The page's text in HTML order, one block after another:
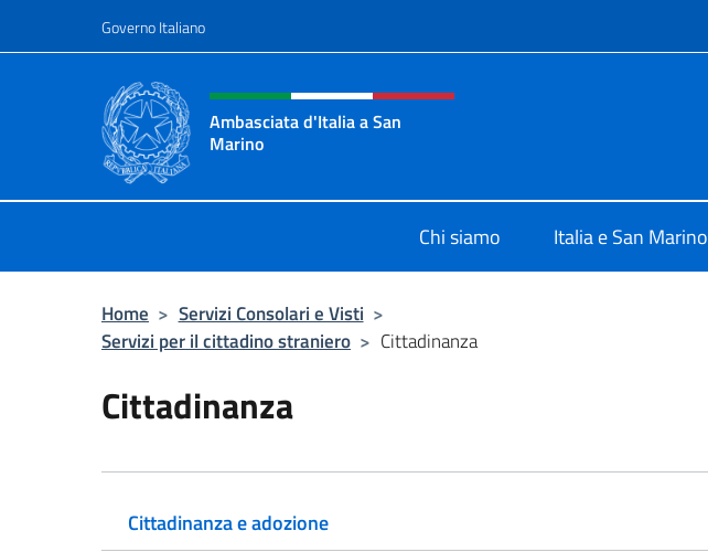
Governo Italiano
Intestazione sito, social e menù
Ambasciata d'Italia a San
Marino
Chi siamo Italia e San Marino
Home > Servizi Consolari e Visti >
Servizi per il cittadino straniero > Cittadinanza
Cittadinanza
Cittadinanza e adozione